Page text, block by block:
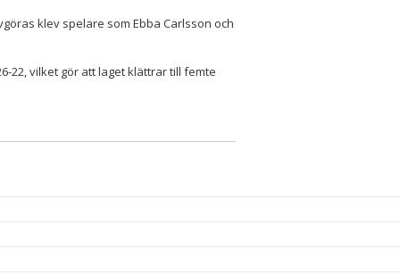
klev spelare som Ebba Carlsson och
22, vilket gör att laget klättrar till femte